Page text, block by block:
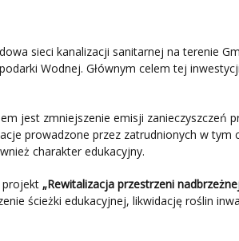
sieci kanalizacji sanitarnej na terenie
Wodnej. Głównym celem tej
jest zmniejszenie emisji zanieczyszczeń
prowadzone przez zatrudnionych w
charakter edukacyjny.
projekt „Rewitalizacja przestrzeni
ścieżki edukacyjnej, likwidację roślin